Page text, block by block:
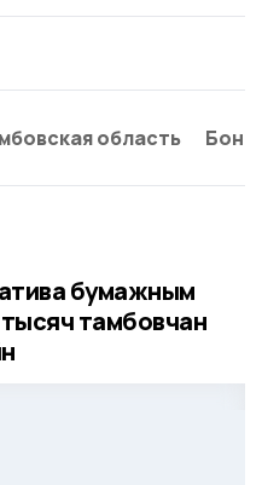
область
бумажным
тамбовчан